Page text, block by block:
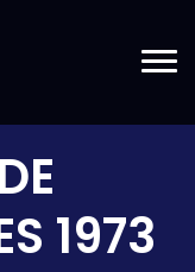
1973